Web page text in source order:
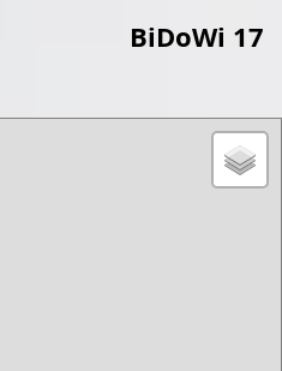
BiDoWi 17